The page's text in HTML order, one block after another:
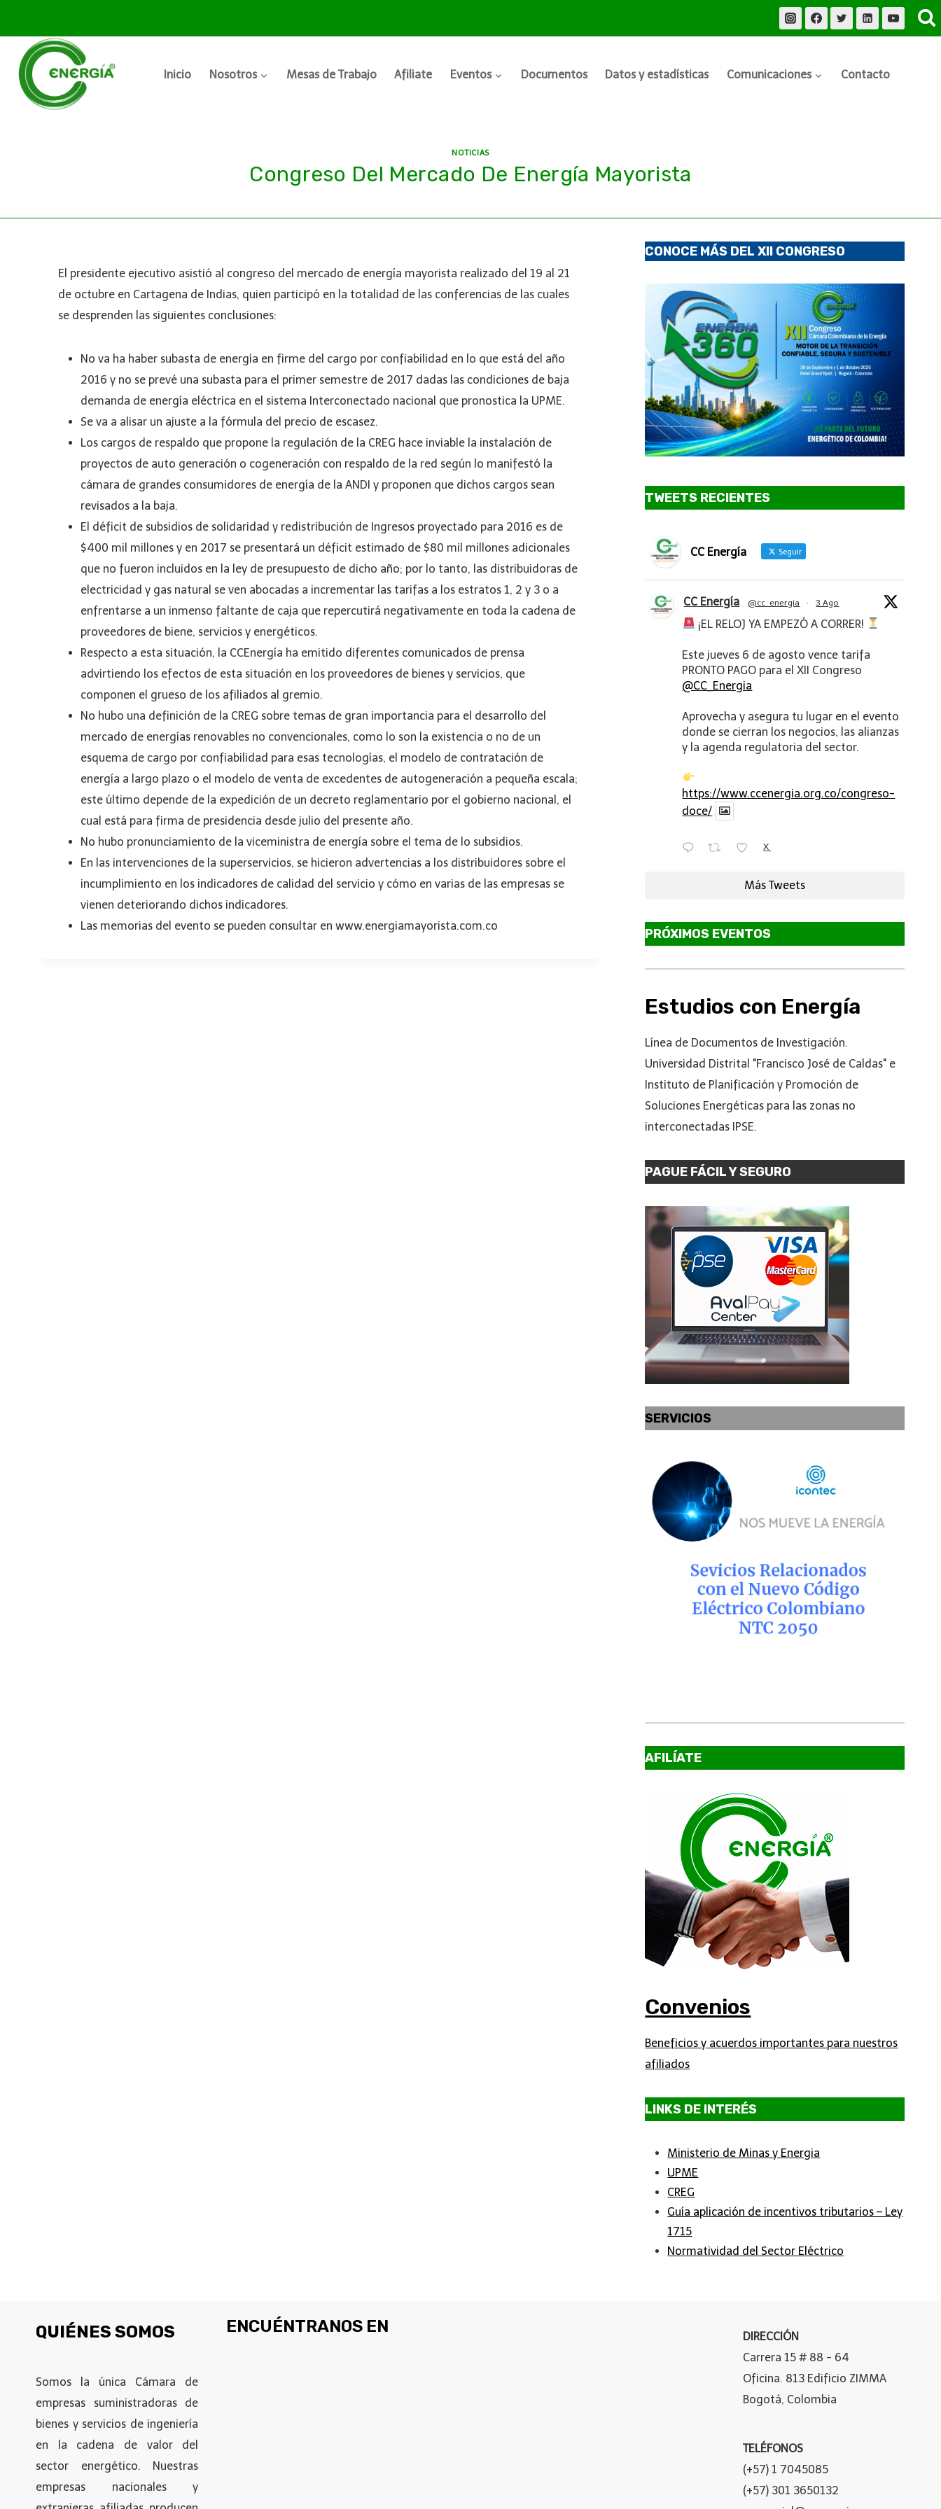
Inicio Nosotros Mesas de Trabajo Afiliate Eventos Documentos Datos y estadísticas Comunicaciones Contacto
NOTICIAS
Congreso Del Mercado De Energía Mayorista
El presidente ejecutivo asistió al congreso del mercado de energía mayorista realizado del 19 al 21
de octubre en Cartagena de Indias, quien participó en la totalidad de las conferencias de las cuales
se desprenden las siguientes conclusiones:
No va ha haber subasta de energía en firme del cargo por confiabilidad en lo que está del año
2016 y no se prevé una subasta para el primer semestre de 2017 dadas las condiciones de baja
demanda de energía eléctrica en el sistema Interconectado nacional que pronostica la UPME.
Se va a alisar un ajuste a la fórmula del precio de escasez.
Los cargos de respaldo que propone la regulación de la CREG hace inviable la instalación de
proyectos de auto generación o cogeneración con respaldo de la red según lo manifestó la
cámara de grandes consumidores de energía de la ANDI y proponen que dichos cargos sean
revisados a la baja.
El déficit de subsidios de solidaridad y redistribución de Ingresos proyectado para 2016 es de
$400 mil millones y en 2017 se presentará un déficit estimado de $80 mil millones adicionales
que no fueron incluidos en la ley de presupuesto de dicho año; por lo tanto, las distribuidoras de
electricidad y gas natural se ven abocadas a incrementar las tarifas a los estratos 1, 2 y 3 o a
enfrentarse a un inmenso faltante de caja que repercutirá negativamente en toda la cadena de
proveedores de biene, servicios y energéticos.
Respecto a esta situación, la CCEnergía ha emitido diferentes comunicados de prensa
advirtiendo los efectos de esta situación en los proveedores de bienes y servicios, que
componen el grueso de los afiliados al gremio.
No hubo una definición de la CREG sobre temas de gran importancia para el desarrollo del
mercado de energías renovables no convencionales, como lo son la existencia o no de un
esquema de cargo por confiabilidad para esas tecnologías, el modelo de contratación de
energía a largo plazo o el modelo de venta de excedentes de autogeneración a pequeña escala;
este último depende de la expedición de un decreto reglamentario por el gobierno nacional, el
cual está para firma de presidencia desde julio del presente año.
No hubo pronunciamiento de la viceministra de energía sobre el tema de lo subsidios.
En las intervenciones de la superservicios, se hicieron advertencias a los distribuidores sobre el
incumplimiento en los indicadores de calidad del servicio y cómo en varias de las empresas se
vienen deteriorando dichos indicadores.
Las memorias del evento se pueden consultar en www.energiamayorista.com.co
CONOCE MÁS DEL XII CONGRESO
TWEETS RECIENTES
CC Energía Seguir
CC Energía @cc_energia · 3 Ago
¡EL RELOJ YA EMPEZÓ A CORRER!
Este jueves 6 de agosto vence tarifa
PRONTO PAGO para el XII Congreso
@CC_Energia
Aprovecha y asegura tu lugar en el evento
donde se cierran los negocios, las alianzas
y la agenda regulatoria del sector.
https://www.ccenergia.org.co/congreso-
doce/
X
Más Tweets
PRÓXIMOS EVENTOS
Estudios con Energía
Línea de Documentos de Investigación.
Universidad Distrital "Francisco José de Caldas" e
Instituto de Planificación y Promoción de
Soluciones Energéticas para las zonas no
interconectadas IPSE.
PAGUE FÁCIL Y SEGURO
SERVICIOS
AFILÍATE
Convenios
Beneficios y acuerdos importantes para nuestros
afiliados
LINKS DE INTERÉS
Ministerio de Minas y Energia
UPME
CREG
Guía aplicación de incentivos tributarios – Ley
1715
Normatividad del Sector Eléctrico
QUIÉNES SOMOS
Somos la única Cámara de
empresas suministradoras de
bienes y servicios de ingeniería
en la cadena de valor del
sector energético. Nuestras
empresas nacionales y
ENCUÉNTRANOS EN
DIRECCIÓN
Carrera 15 # 88 - 64
Oficina. 813 Edificio ZIMMA
Bogotá, Colombia
TELÉFONOS
(+57) 1 7045085
(+57) 301 3650132